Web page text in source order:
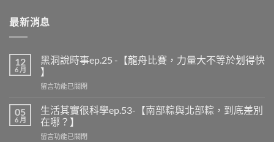
最新消息
12
6 月
黑洞說時事ep.25 -【龍舟比賽，力量大不等於划得快
】
在
洞
說
時
事
留言功能已關閉
05
6 月
生活其實很科學ep.53-【南部粽與北部粽，到底差別
在哪？】
在
留言功能已關閉